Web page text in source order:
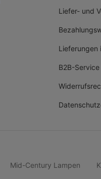
Liefer- und
Lieferungen
B2B-
Mid-Century Lampen